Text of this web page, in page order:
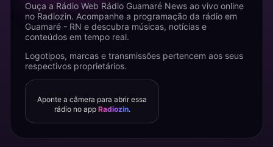
Ouça a Rádio Web Rádio Guamaré News ao vivo online
no Radiozin. Acompanhe a programação da rádio em
Guamaré - RN e descubra músicas, notícias e
conteúdos em tempo real.
Logotipos, marcas e transmissões pertencem aos seus
respectivos proprietários.
Aponte a câmera para abrir essa
rádio no app Radiozin.